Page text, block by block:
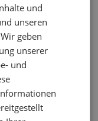
Dann
garantiert
und
unseren
geben
unserer
und